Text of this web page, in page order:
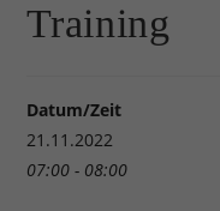
Training
Datum/Zeit
21.11.2022
07:00 - 08:00